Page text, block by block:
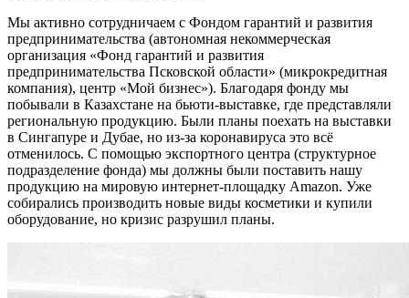
Мы активно сотрудничаем с Фондом гарантий и развития
предпринимательства (автономная некоммерческая
организация «Фонд гарантий и развития
предпринимательства Псковской области» (микрокредитная
компания), центр «Мой бизнес»). Благодаря фонду мы
побывали в Казахстане на бьюти-выставке, где представляли
региональную продукцию. Были планы поехать на выставки
в Сингапуре и Дубае, но из-за коронавируса это всё
отменилось. С помощью экспортного центра (структурное
подразделение фонда) мы должны были поставить нашу
продукцию на мировую интернет-площадку Amazon. Уже
собирались производить новые виды косметики и купили
оборудование, но кризис разрушил планы.